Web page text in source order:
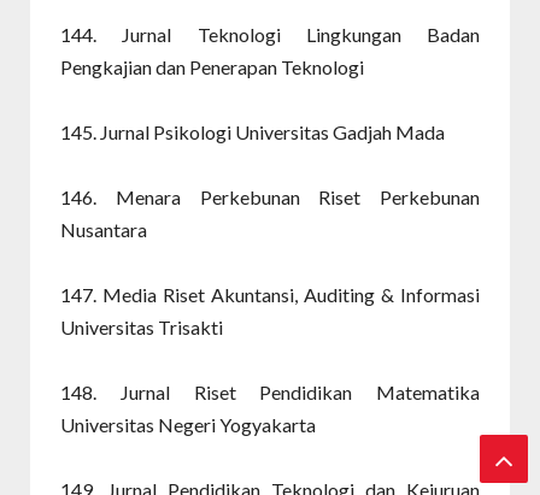
144. Jurnal Teknologi Lingkungan Badan
Pengkajian dan Penerapan Teknologi
145. Jurnal Psikologi Universitas Gadjah Mada
146. Menara Perkebunan Riset Perkebunan
Nusantara
147. Media Riset Akuntansi, Auditing & Informasi
Universitas Trisakti
148. Jurnal Riset Pendidikan Matematika
Universitas Negeri Yogyakarta
149. Jurnal Pendidikan Teknologi dan Kejuruan